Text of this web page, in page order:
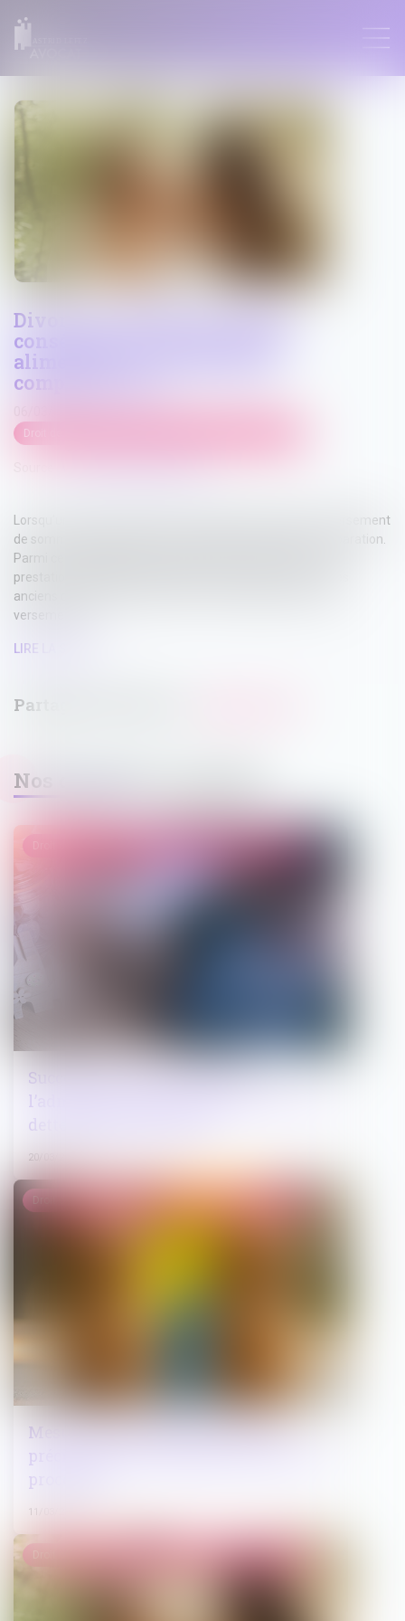
Divorce et remariage : quelles
conséquences sur la pension
alimentaire et la prestation
compensatoire ?
Droit de la famille, des personnes et de leur patrimoine
Lorsqu’un divorce est prononcé, le juge peut imposer le versement
de sommes d’argent afin de compenser l’impact de la séparation.
Parmi ces obligations figurent la pension alimentaire et la
prestation compensatoire. Mais que se passe-t-il si l’un des
anciens conjoints se remarie ? A-t-il une incidence sur ces
versements ?...
LIRE LA SUITE
Nos dernières actualités
Succession et quasi-usufruit :
l’administration peut-elle rectifier une
dette déclarée au passif ?
20/03/2025
Mesure de placement provisoire :
précision sur le décompte des délais de
procédure !
11/03/2025
Droit de la famille, des personnes et de leur patrimoine